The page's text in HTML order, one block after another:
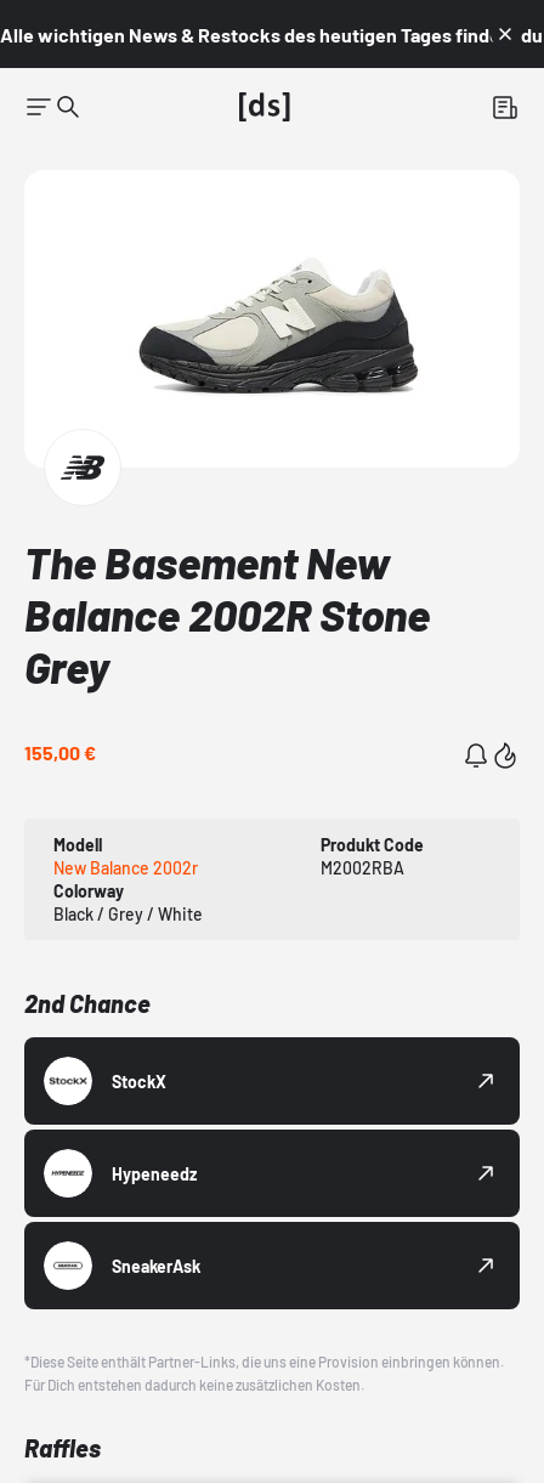
Alle wichtigen News & Restocks des heutigen Tages findest du
The Basement New
Balance 2002R Stone
Grey
155,00 €
Modell
New Balance 2002r
Produkt Code
M2002RBA
Colorway
Black / Grey / White
2nd Chance
StockX
Hypeneedz
SneakerAsk
*Diese Seite enthält Partner-Links, die uns eine Provision einbringen können.
Für Dich entstehen dadurch keine zusätzlichen Kosten.
Raffles